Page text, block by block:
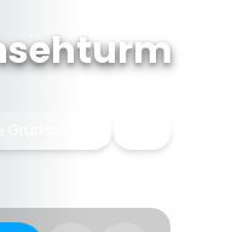
Grünanlage